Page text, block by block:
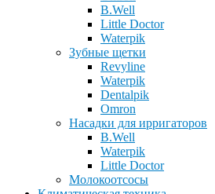
B.Well
Little Doctor
Waterpik
Зубные щетки
Revyline
Waterpik
Dentalpik
Omron
Насадки для ирригаторов
B.Well
Waterpik
Little Doctor
Молокоотсосы